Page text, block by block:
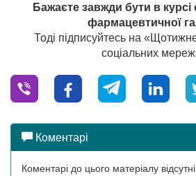
Бажаєте завжди бути в курсі
фармацевтичної
Тоді підписуйтесь на
соціальних
Коментарі
Коментарі до цього матеріалу